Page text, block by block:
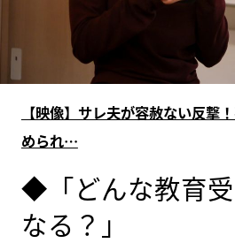
【映像】サレ夫が容赦ない反撃
められ…
◆「どんな教育
なる？」